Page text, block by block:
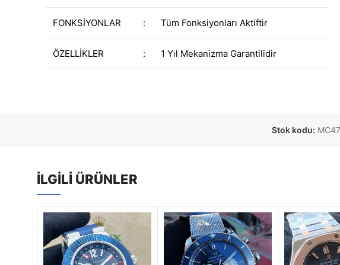
FONKSİYONLAR : Tüm Fonksiyonları Aktiftir
ÖZELLİKLER : 1 Yıl Mekanizma Garantilidir
Stok kodu:
İLGILI ÜRÜNLER